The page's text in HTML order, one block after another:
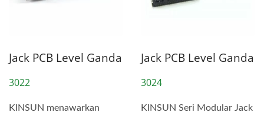
Jack PCB Level Ganda
3022
KINSUN menawarkan
Jack PCB Level Ganda
3024
KINSUN Seri Modular Jack